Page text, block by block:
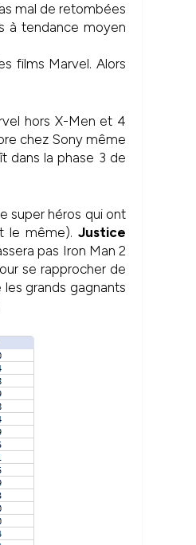
mal de retombées
à tendance moyen
films Marvel. Alors
hors X-Men et 4
chez Sony même
dans la phase 3 de
super héros qui ont
le même). Justice
pas Iron Man 2
se rapprocher de
les grands gagnants